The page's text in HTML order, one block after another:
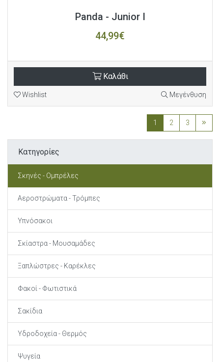
Κατηγορίες
Σκηνές - Ομπρέλες
Αεροστρώματα - Τρόμπες
Υπνόσακοι
Σκίαστρα - Μουσαμάδες
Ξαπλώστρες - Καρέκλες
Φακοί - Φωτιστικά
Σακίδια
Υδροδοχεία - Θερμός
Ψυγεία
Panda - Junior I
44,99€
Καλάθι
Wishlist Μεγένθυση
1 2 3